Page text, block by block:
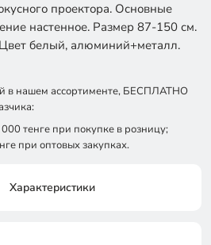
проектора. Основные
настенное. Размер 87-150 см.
белый, алюминий+металл.
в нашем ассортименте, БЕСПЛАТНО
тенге при покупке в розницу;
при оптовых закупках.
Характеристики